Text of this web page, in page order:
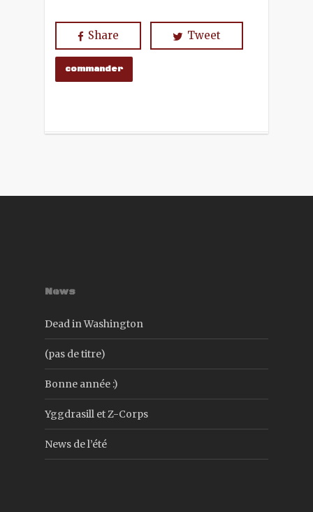
Share Tweet
commander
News
Dead in Washington
(pas de titre)
Bonne année :)
Yggdrasill et Z-Corps
News de l’été